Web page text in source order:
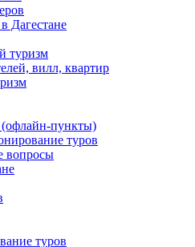
Дагестане
туризм
вилл, квартир
(офлайн-пункты)
туров
вопросы
туров